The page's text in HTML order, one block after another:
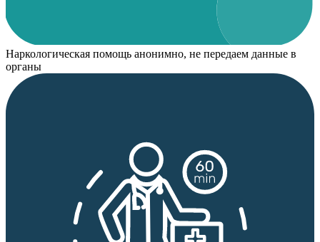
Наркологическая помощь анонимно, не передаем данные в
органы